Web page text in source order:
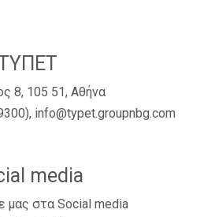
8, 105 51, Αθήνα
info@typet.groupnbg.com
media
μας στα Social media